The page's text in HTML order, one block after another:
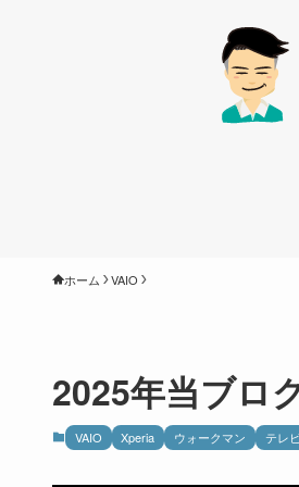
ホーム VAIO
2025年当ブロ
VAIO Xperia ウォークマン テレ